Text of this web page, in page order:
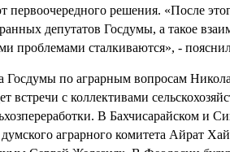
первоочередного решения. «После
депутатов Госдумы, а такое
проблемами сталкиваются», -
Госдумы по аграрным вопросам
встречи с коллективами
В Бахчисарайском и
аграрного комитета Айрат